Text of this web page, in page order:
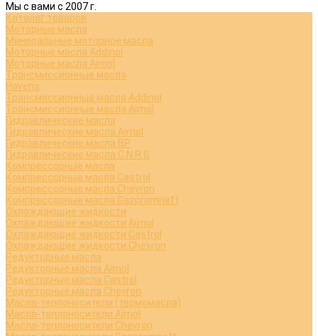
Мы с вами с 2007 г.
Каталог товаров
Моторные масла
Минеральные моторное масла
Моторные масла Addinol
Моторные масла Aimol
Трансмиссионные масла
Havens
Трансмиссионные масла Addinol
Трансмиссионные масла Aimol
Гидравлические масла
Гидравлические масла Aimol
Гидравлические масла BP
Гидравлические масла C.N.R.G
Компрессорные масла
Компрессорные масла Castrol
Компрессорные масла Chevron
Компрессорные масла Gazpromneft
Охлаждающие жидкости
Охлаждающие жидкости Aimol
Охлаждающие жидкости Castrol
Охлаждающие жидкости Chevron
Редукторные масла
Редукторные масла Aimol
Редукторные масла Castrol
Редукторные масла Chevron
Масла-теплоносители (термомасла)
Масла-теплоносители Aimol
Масла-теплоносители Chevron